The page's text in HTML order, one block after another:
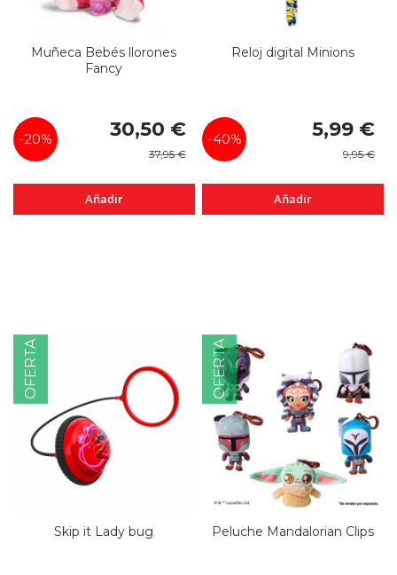
Muñeca Bebés llorones
Fancy
-20%
Precio
especial
30,50 €
37,95 €
Añadir
Reloj digital Minions
-40%
Precio
especial
5,99 €
9,95 €
Añadir
OFERTA
Skip it Lady bug
OFERTA
Peluche Mandalorian Clips